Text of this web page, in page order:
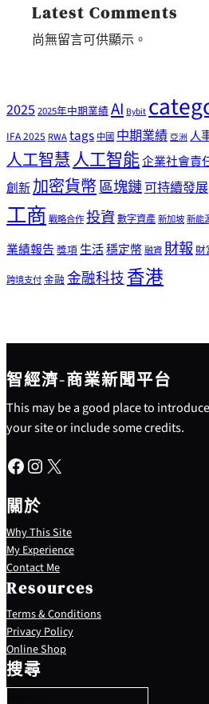
Latest Comments
尚無留言可供顯示。
20252025年中期業績AI Bybit
IFA 2025 RWAtags 中國 中期業績 亞洲 人
人工智慧人工智能企業社會責
創新加密貨幣區塊鏈可持續發展
工商戰略合作投資數字資產新加坡新能
業績報告獎項生活穩定幣融資財報 財
跨境支付金融 金融科技香港
智經濟-商業新聞平台
This may be a good place to
your site or include some credits.
Facebook Instagram X
關於
Why This Site
My Experience
Contact Me
Resources
Terms & Conditions
Privacy Policy
Online Shop
搜尋
S
e
a